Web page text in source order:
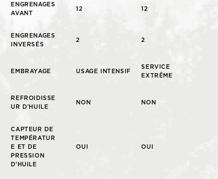
ENGRENAGES
AVANT
12 12
ENGRENAGES
INVERSÉS
2 2
EMBRAYAGE USAGE INTENSIF
SERVICE
EXTRÊME
REFROIDISSE
UR D'HUILE
NON NON
CAPTEUR DE
TEMPÉRATUR
E ET DE
PRESSION
D'HUILE
OUI OUI